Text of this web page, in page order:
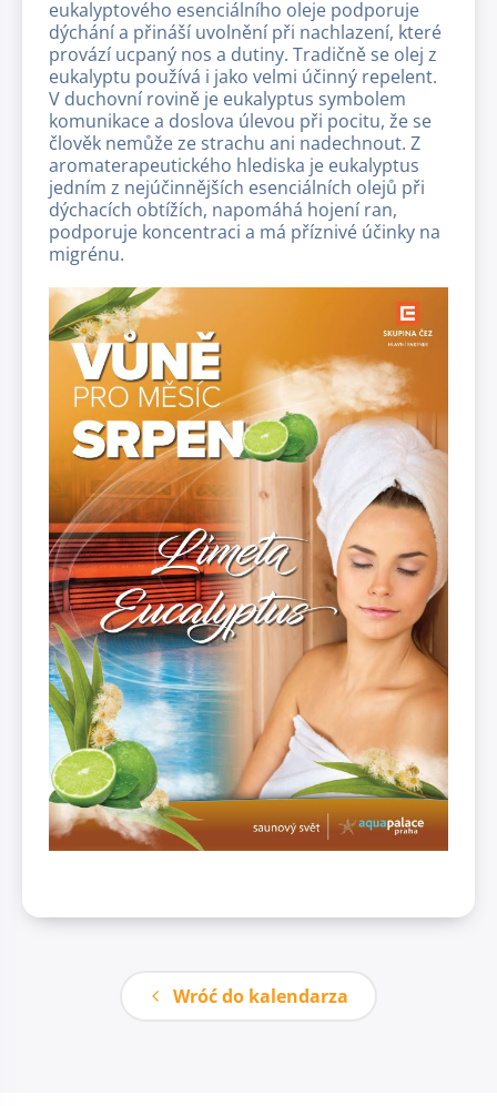
eukalyptového esenciálního oleje podporuje
dýchání a přináší uvolnění při nachlazení, které
provází ucpaný nos a dutiny. Tradičně se olej z
eukalyptu používá i jako velmi účinný repelent.
V duchovní rovině je eukalyptus symbolem
komunikace a doslova úlevou při pocitu, že se
člověk nemůže ze strachu ani nadechnout. Z
aromaterapeutického hlediska je eukalyptus
jedním z nejúčinnějších esenciálních olejů při
dýchacích obtížích, napomáhá hojení ran,
podporuje koncentraci a má příznivé účinky na
migrénu.
Wróć do kalendarza